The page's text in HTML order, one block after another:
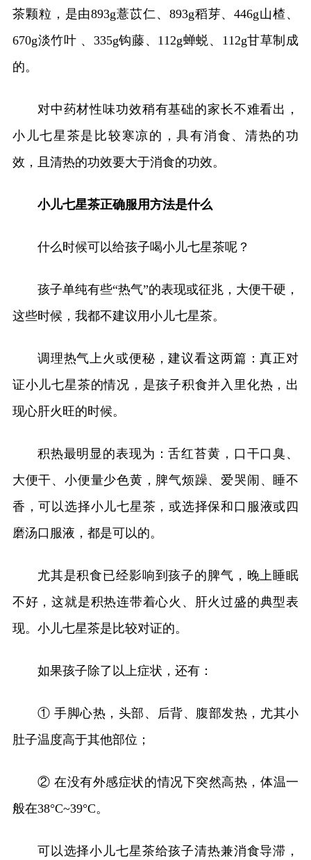
茶颗粒，是由893g薏苡仁、893g稻芽、446g山楂、
670g淡竹叶 、335g钩藤、112g蝉蜕、112g甘草制成
的。
对中药材性味功效稍有基础的家长不难看出，
小儿七星茶是比较寒凉的，具有消食、清热的功
效，且清热的功效要大于消食的功效。
小儿七星茶正确服用方法是什么
什么时候可以给孩子喝小儿七星茶呢？
孩子单纯有些“热气”的表现或征兆，大便干硬，
这些时候，我都不建议用小儿七星茶。
调理热气上火或便秘，建议看这两篇：真正对
证小儿七星茶的情况，是孩子积食并入里化热，出
现心肝火旺的时候。
积热最明显的表现为：舌红苔黄，口干口臭、
大便干、小便量少色黄，脾气烦躁、爱哭闹、睡不
香，可以选择小儿七星茶，或选择保和口服液或四
磨汤口服液，都是可以的。
尤其是积食已经影响到孩子的脾气，晚上睡眠
不好，这就是积热连带着心火、肝火过盛的典型表
现。小儿七星茶是比较对证的。
如果孩子除了以上症状，还有：
① 手脚心热，头部、后背、腹部发热，尤其小
肚子温度高于其他部位；
② 在没有外感症状的情况下突然高热，体温一
般在38°C~39°C。
可以选择小儿七星茶给孩子清热兼消食导滞，